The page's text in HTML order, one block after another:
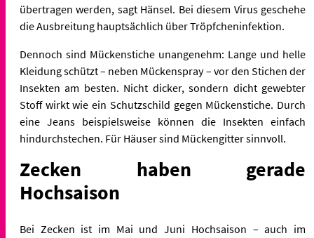
übertragen werden, sagt Hänsel. Bei diesem Virus geschehe
die Ausbreitung hauptsächlich über Tröpfcheninfektion.
Dennoch sind Mückenstiche unangenehm: Lange und helle
Kleidung schützt – neben Mückenspray – vor den Stichen der
Insekten am besten. Nicht dicker, sondern dicht gewebter
Stoff wirkt wie ein Schutzschild gegen Mückenstiche. Durch
eine Jeans beispielsweise können die Insekten einfach
hindurchstechen. Für Häuser sind Mückengitter sinnvoll.
Zecken haben gerade
Hochsaison
Bei Zecken ist im Mai und Juni Hochsaison – auch im